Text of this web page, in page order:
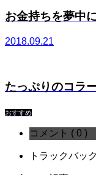
お金持ちを夢中
2018.09.21
たっぷりのコラ
おすすめ
コメント ( 0 )
トラックバッ